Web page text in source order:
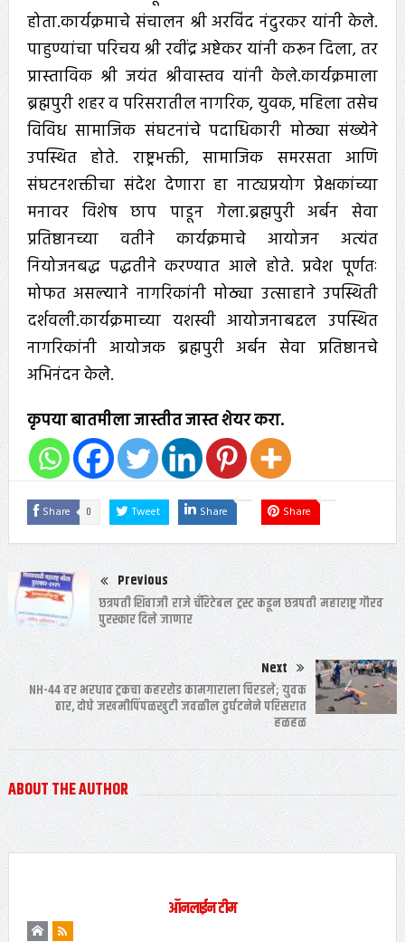
होता.कार्यक्रमाचे संचालन श्री अरविंद नंदुरकर यांनी केले.
पाहुण्यांचा परिचय श्री रवींद्र अष्टेकर यांनी करून दिला, तर
प्रास्ताविक श्री जयंत श्रीवास्तव यांनी केले.कार्यक्रमाला
ब्रह्मपुरी शहर व परिसरातील नागरिक, युवक, महिला तसेच
विविध सामाजिक संघटनांचे पदाधिकारी मोठ्या संख्येने
उपस्थित होते. राष्ट्रभक्ती, सामाजिक समरसता आणि
संघटनशक्तीचा संदेश देणारा हा नाट्यप्रयोग प्रेक्षकांच्या
मनावर विशेष छाप पाडून गेला.ब्रह्मपुरी अर्बन सेवा
प्रतिष्ठानच्या वतीने कार्यक्रमाचे आयोजन अत्यंत
नियोजनबद्ध पद्धतीने करण्यात आले होते. प्रवेश पूर्णतः
मोफत असल्याने नागरिकांनी मोठ्या उत्साहाने उपस्थिती
दर्शवली.कार्यक्रमाच्या यशस्वी आयोजनाबद्दल उपस्थित
नागरिकांनी आयोजक ब्रह्मपुरी अर्बन सेवा प्रतिष्ठानचे
अभिनंदन केले.
कृपया बातमीला जास्तीत जास्त शेयर करा.
Share 0 Tweet Share Share
Previous
छत्रपती शिवाजी राजे चँरिटेबल ट्रस्ट कडून छत्रपती महाराष्ट्र गौरव
पुरस्कार दिले जाणार
Next
NH-44 वर भरधाव ट्रकचा कहररोड कामगाराला चिरडले; युवक
ठार, दोघे जखमीपिंपळखुटी जवळील दुर्घटनेने परिसरात
हळहळ
ABOUT THE AUTHOR
ऑनलाईन टीम